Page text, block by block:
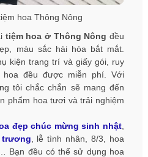
hoa Thông Nông
tiệm hoa ở Thông Nông đều
màu sắc hài hòa bắt mắt.
kiện trang trí và giấy gói, ruy
đều được miễn phí. Với
tôi chắc chắn sẽ mang đến
phẩm hoa tươi và trải nghiệm
đẹp chúc mừng sinh nhật
, lễ tình nhân, 8/3, hoa
Bạn đều có thể sử dụng hoa